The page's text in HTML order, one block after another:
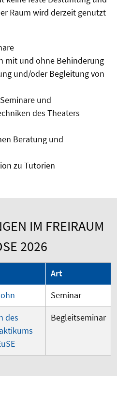
Raum wird derzeit genutzt
mit und ohne Behinderung
und/oder Begleitung von
und
des Theaters
Beratung und
zu Tutorien
IM FREIRAUM
2026
Art
Seminar
des
Begleitseminar